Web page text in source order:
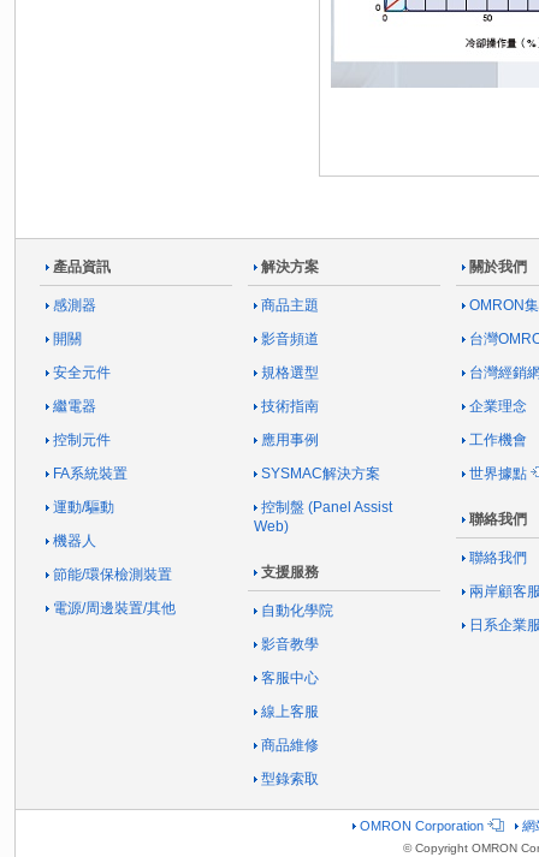
產品資訊
感測器
開關
安全元件
繼電器
控制元件
FA系統裝置
運動/驅動
機器人
節能/環保檢測裝置
電源/周邊裝置/其他
解決方案
商品主題
影音頻道
規格選型
技術指南
應用事例
SYSMAC解決方案
控制盤 (Panel Assist
Web)
支援服務
自動化學院
影音教學
客服中心
線上客服
商品維修
型錄索取
關於我們
OMRON
台灣
台灣經銷
企業理念
工作機會
世界據點
聯絡我們
聯絡我們
兩岸顧客
日系企業
OMRON Corporation 網
© Copyright OMRON